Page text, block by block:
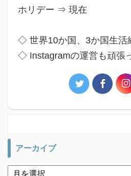
ホリデー ⇒ 現在
◇ 世界10か国、3か国生活
◇ Instagramの運営も頑張
アーカイブ